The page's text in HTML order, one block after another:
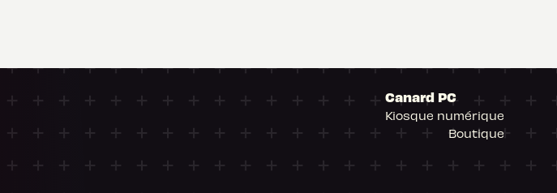
Canard PC
Kiosque numérique
Boutique